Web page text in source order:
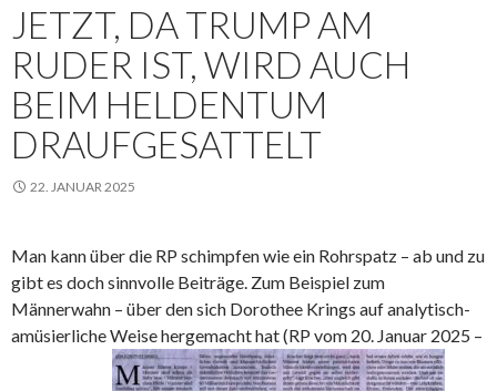
JETZT, DA TRUMP AM
RUDER IST, WIRD AUCH
BEIM HELDENTUM
DRAUFGESATTELT
22. JANUAR 2025
Man kann über die RP schimpfen wie ein Rohrspatz – ab und zu
gibt es doch sinnvolle Beiträge. Zum Beispiel zum
Männerwahn – über den sich Dorothee Krings auf analytisch-
amüsierliche Weise hergemacht hat (RP vom 20. Januar 2025 –